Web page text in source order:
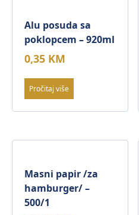
Alu posuda sa
poklopcem – 920ml
0,35 KM
Pročitaj više
Masni papir /za
hamburger/ –
500/1